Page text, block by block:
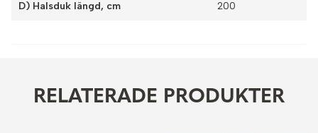
D) Halsduk längd, cm 200
RELATERADE PRODUKTER